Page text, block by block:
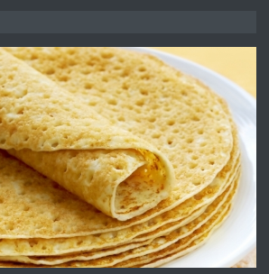
преди 1 година
Работа за общи работници
преди 1 година
Първи поход "По стъпките на Ангел